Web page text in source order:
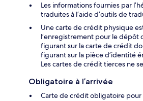
Les informations fournies par
traduites à l’aide d’outils de
Une carte de crédit physique
l’enregistrement pour le dépôt
figurant sur la carte de crédit
figurant sur la pièce d’identité
Les cartes de crédit tierces ne
Obligatoire à l’arrivée
Carte de crédit obligatoire pour